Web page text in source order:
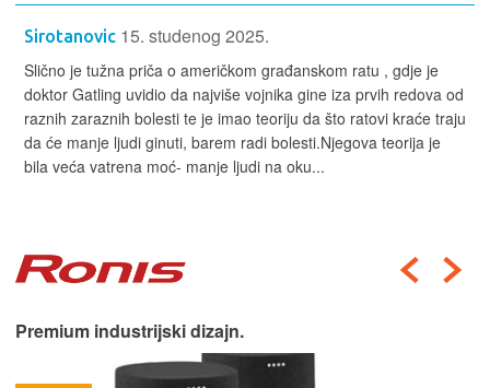
Sirotanovic 15. studenog 2025.
Slično je tužna priča o američkom građanskom ratu , gdje je
doktor Gatling uvidio da najviše vojnika gine iza prvih redova od
raznih zaraznih bolesti te je imao teoriju da što ratovi kraće traju
da će manje ljudi ginuti, barem radi bolesti.Njegova teorija je
bila veća vatrena moć- manje ljudi na oku...
Premium industrijski dizajn.